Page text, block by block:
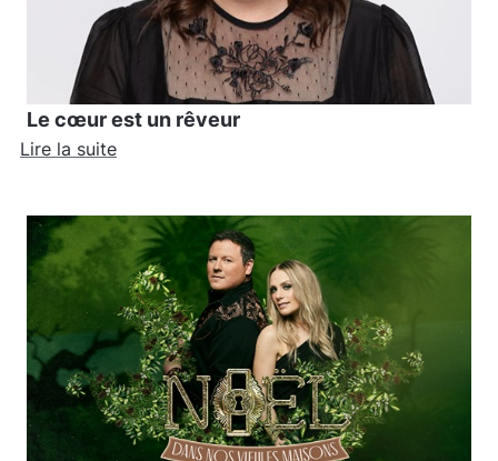
Le cœur est un rêveur
Lire la suite